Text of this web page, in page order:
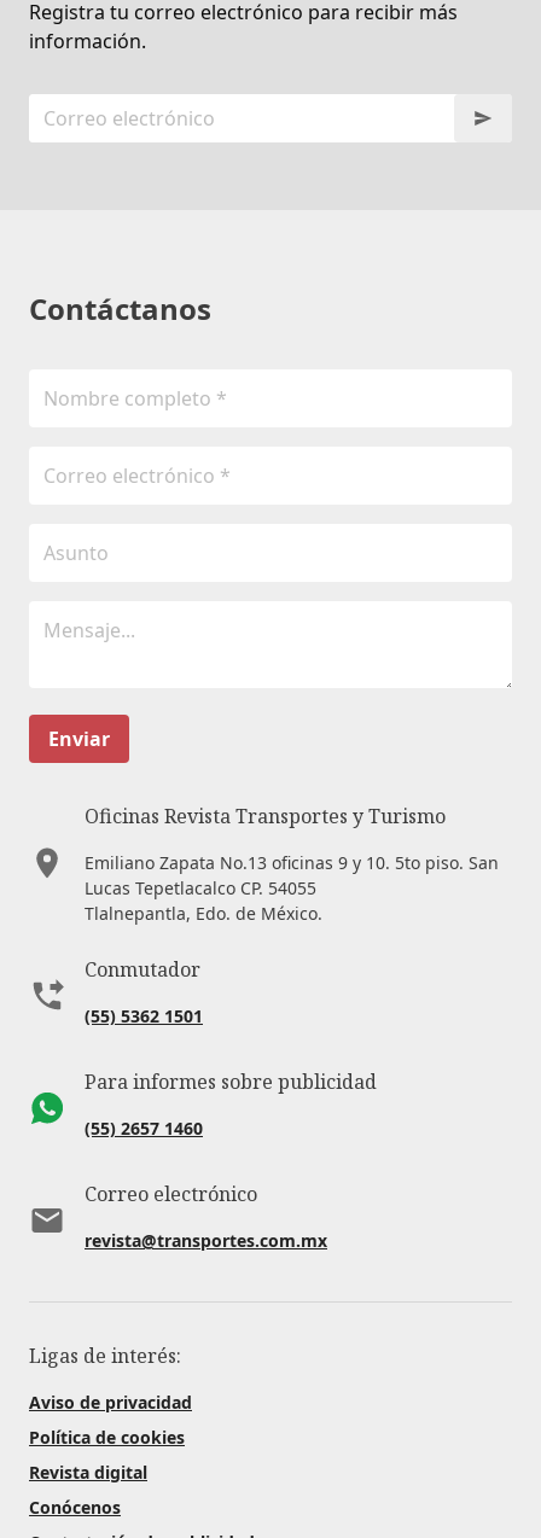
Registra tu correo electrónico para recibir más
información.
Contáctanos
Enviar
Oficinas Revista Transportes y Turismo
Emiliano Zapata No.13 oficinas 9 y 10. 5to piso. San
Lucas Tepetlacalco CP. 54055
Tlalnepantla, Edo. de México.
Conmutador
(55) 5362 1501
Para informes sobre publicidad
(55) 2657 1460
Correo electrónico
revista@transportes.com.mx
Ligas de interés:
Aviso de privacidad
Política de cookies
Revista digital
Conócenos